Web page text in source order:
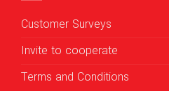
Customer Surveys
Invite to cooperate
Terms and Conditions